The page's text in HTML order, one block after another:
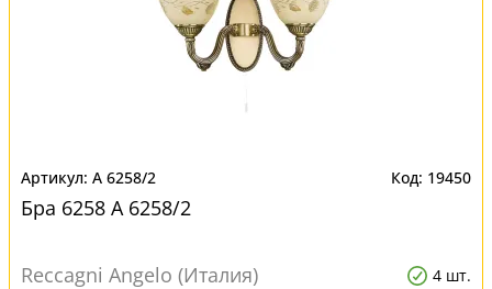
A 6258/2 19450
Бра 6258 A 6258/2
Reccagni Angelo (Италия) 4 шт.